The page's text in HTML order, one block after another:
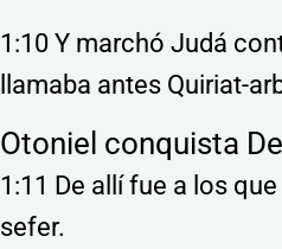
1:10 Y marchó Judá
llamaba antes Quiriat-
Otoniel conquista
1:11 De allí fue a los
sefer.